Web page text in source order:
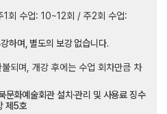
1회 수업: 10~12회 / 주2회 수업:
하며, 별도의 보강 없습니다.
되며, 개강 후에는 수업 회차만큼 차
문화예술회관 설치·관리 및 사용료 징수
제5호